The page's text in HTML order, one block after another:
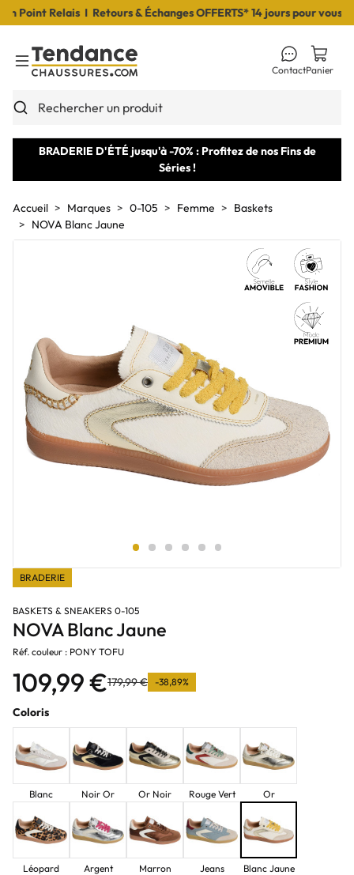
Relais I Retours & Échanges OFFERTS* 14 jours pour vous
Toggle Menu
Rechercher un produit
ContactPanier
BRADERIE D'ÉTÉ jusqu'à -70% : Profitez de nos Fins de
Séries !
Accueil Marques 0-105 Femme
Baskets
NOVA Blanc Jaune
BRADERIE
BASKETS & SNEAKERS 0-105
NOVA Blanc Jaune
Réf. couleur : PONY TOFU
109,99 €179,99 € -38,89%
Coloris
Blanc Noir Or Or Noir Rouge Vert Or
Léopard Argent Marron Jeans Blanc Jaune